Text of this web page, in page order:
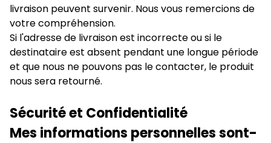
livraison peuvent survenir. Nous vous remercions de
votre compréhension.
Si l'adresse de livraison est incorrecte ou si le
destinataire est absent pendant une longue période
et que nous ne pouvons pas le contacter, le produit
nous sera retourné.
Sécurité et Confidentialité
Mes informations personnelles sont-